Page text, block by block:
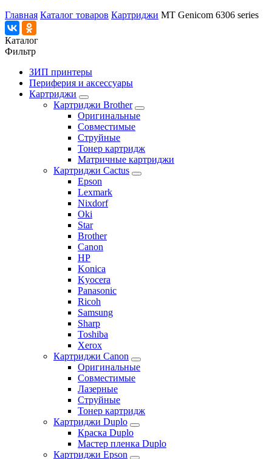
Главная Каталог товаров Картриджи MT Genicom 6306 series
Каталог
Фильтр
ЗИП принтеры
Периферия и аксессуары
Картриджи
Картриджи Brother
Оригинальные
Совместимые
Струйные
Тонер картридж
Матричные картриджи
Картриджи Cactus
Epson
Lexmark
Nixdorf
Oki
Star
Brother
Canon
HP
Konica
Kyocera
Panasonic
Ricoh
Samsung
Sharp
Toshiba
Xerox
Картриджи Canon
Оригинальные
Совместимые
Лазерные
Струйные
Тонер картридж
Картриджи Duplo
Краска Duplo
Мастер пленка Duplo
Картриджи Epson